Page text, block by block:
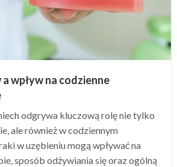
wpływ na codzienne
odgrywa kluczową rolę nie tylko
ale również w codziennym
w uzębieniu mogą wpływać na
sposób odżywiania się oraz ogólną